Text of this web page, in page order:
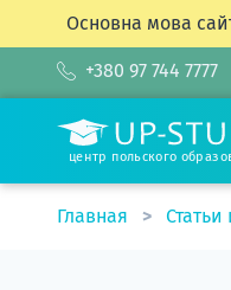
Основна мова
+380 97 744 7777
центр польского
Главная Статьи